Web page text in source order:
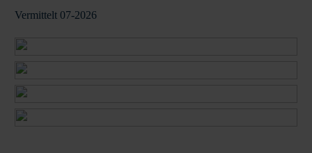
Vermittelt 07-2026